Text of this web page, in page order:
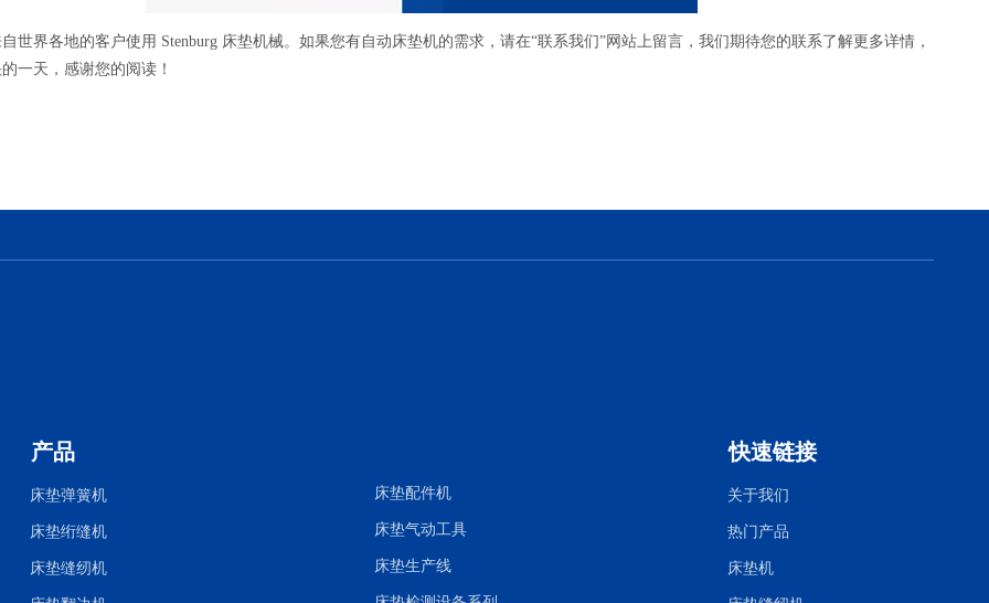
世界各地的客户使用 Stenburg 床垫机械。如果您有自动床垫机的需求，请在“联系我们”网站上留言，我们期待您的联系了解更多详情，
一天，感谢您的阅读！
产品
床垫弹簧机
床垫绗缝机
床垫缝纫机
床垫配件机
床垫气动工具
床垫生产线
快速链接
关于我们
热门产品
床垫机